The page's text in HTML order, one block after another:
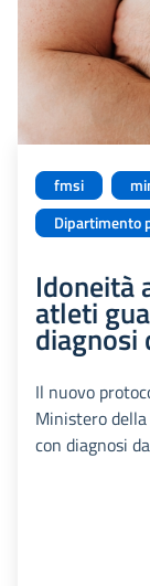
fmsi
Dipartimento
Idoneità
atleti
diagnosi
Il nuovo
Ministero
con diagnosi